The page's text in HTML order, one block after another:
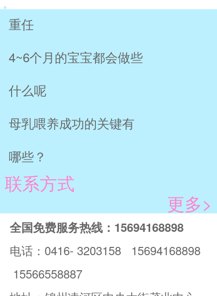
重任
4~6个月的宝宝都会做些
什么呢
母乳喂养成功的关键有
哪些？
联系方式
更多>
全国免费服务热线：15694168898
电话：0416- 3203158 15694168898
15566558887